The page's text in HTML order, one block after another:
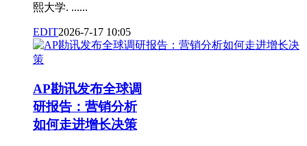
熙大学. ......
EDIT2026-7-17 10:05
AP勘讯发布全球调
研报告：营销分析
如何走进增长决策